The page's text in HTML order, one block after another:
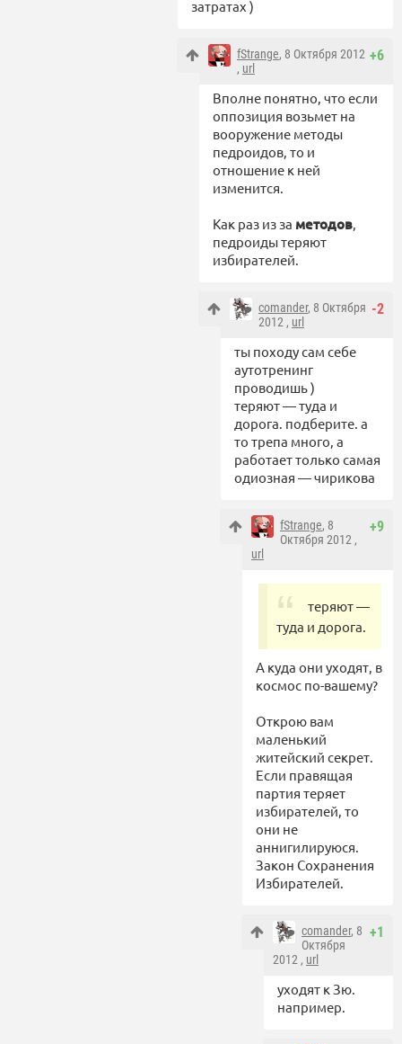
затратах )
+6
fStrange, 8 Октября 2012
, url
Вполне понятно, что если
оппозиция возьмет на
вооружение методы
педроидов, то и
отношение к ней
изменится.
Как раз из за методов,
педроиды теряют
избирателей.
-2
comander, 8 Октября
2012 , url
ты походу сам себе
аутотренинг
проводишь )
теряют — туда и
дорога. подберите. а
то трепа много, а
работает только самая
одиозная — чирикова
+9
fStrange, 8
Октября 2012 ,
url
теряют —
туда и дорога.
А куда они уходят, в
космос по-вашему?
Открою вам
маленький
житейский секрет.
Если правящая
партия теряет
избирателей, то
они не
аннигилируюся.
Закон Сохранения
Избирателей.
+1
comander, 8
Октября
2012 , url
уходят к Зю.
например.